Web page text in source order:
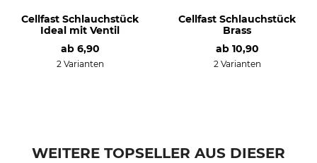
Cellfast Schlauchstück
Ideal mit Ventil
ab 6,90
2 Varianten
Cellfast Schlauchstück
Brass
ab 10,90
2 Varianten
WEITERE TOPSELLER AUS DIESER